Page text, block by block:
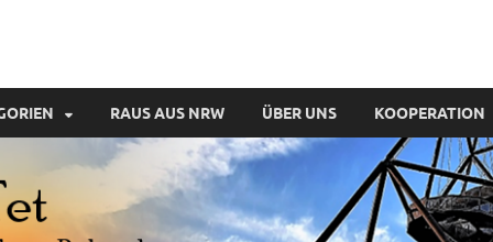
RAUS AUS NRW ÜBER UNS KOOPERATION